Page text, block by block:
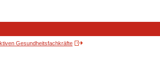
Gesundheitsfachkräfte